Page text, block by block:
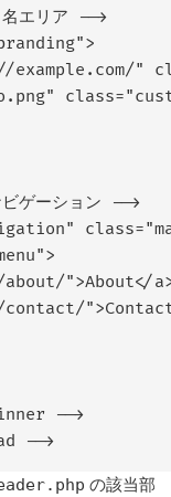
エリア -->
example.com/"
ゲーション -->
">About</
-->
-->
の該当部